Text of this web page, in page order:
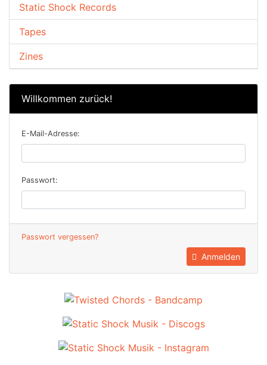
Static Shock Records
Tapes
Zines
Willkommen zurück!
E-Mail-Adresse:
Passwort:
Passwort vergessen?
Anmelden